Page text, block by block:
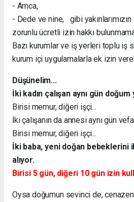
- Amca,
- Dede ve nine, gibi
zorunlu ücretli izin hakkı
Bazı kurumlar ve iş yerleri toplu iş
kurum içi uygulamalarla ek izin
Düşünelim...
İki kadın çalışan aynı gün doğum
Birisi memur, diğeri işçi...
İki çalışanın da annesi aynı gün
Birisi memur, diğeri işçi...
İki baba, yeni doğan bebeklerini
alıyor.
Birisi 5 gün, diğeri 10 gün izin
Oysa doğumun sevinci de,